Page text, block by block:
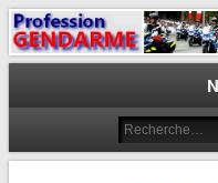
Profession
Le journal des gendarmes